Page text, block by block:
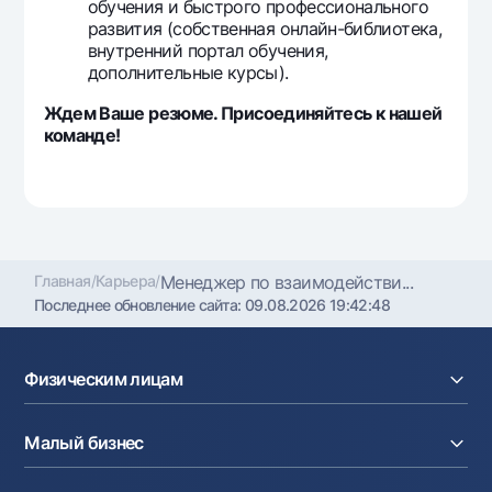
обучения и быстрого профессионального
развития (собственная онлайн-библиотека,
внутренний портал обучения,
дополнительные курсы).
Ждем Ваше резюме. Присоединяйтесь к нашей
команде!
Главная/Карьера/Менеджер по взаимодействи...
Последнее обновление сайта:09.08.2026 19:42:48
Физическим лицам
Вклады
Карты
Малый бизнес